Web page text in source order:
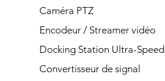
Caméra PTZ
Encodeur / Streamer vidéo
Docking Station Ultra-Speed
Convertisseur de signal